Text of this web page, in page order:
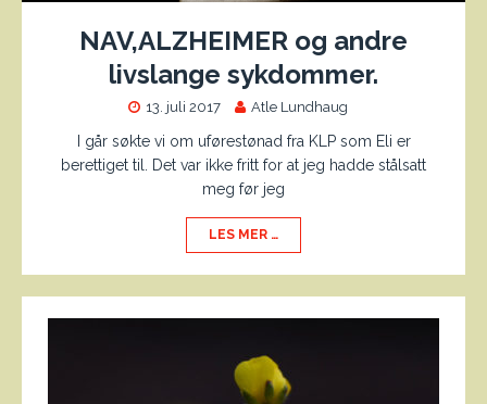
NAV,ALZHEIMER og andre
livslange sykdommer.
13. juli 2017 Atle Lundhaug
I går søkte vi om uførestønad fra KLP som Eli er
berettiget til. Det var ikke fritt for at jeg hadde stålsatt
meg før jeg
LES MER …